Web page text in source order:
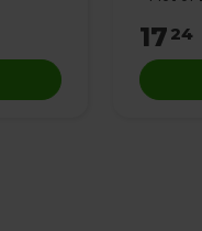
17 24